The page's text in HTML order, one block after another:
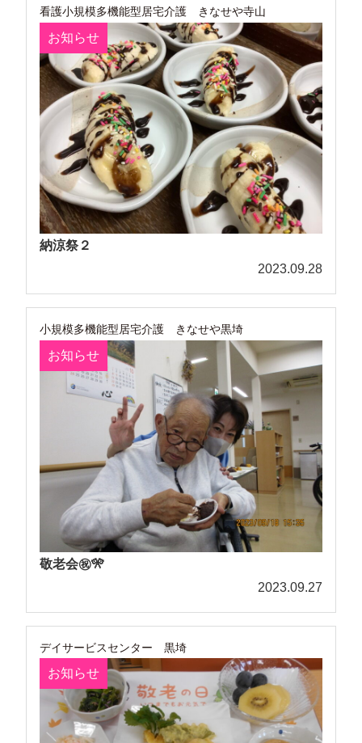
看護小規模多機能型居宅介護 きなせや寺山
お知らせ
納涼祭２
2023.09.28
小規模多機能型居宅介護 きなせや黒埼
お知らせ
敬老会㊗🎌
2023.09.27
デイサービスセンター 黒埼
お知らせ